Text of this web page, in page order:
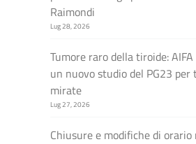
Raimondi
Lug 28, 2026
Tumore raro della tiroide:
un nuovo studio del PG23 per
mirate
Lug 27, 2026
Chiusure e modifiche di orario